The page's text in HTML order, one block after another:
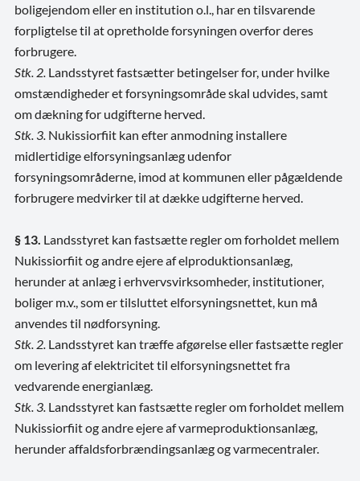
boligejendom eller en institution o.l., har en tilsvarende
forpligtelse til at opretholde forsyningen overfor deres
forbrugere.
Stk. 2. Landsstyret fastsætter betingelser for, under hvilke
omstændigheder et forsyningsområde skal udvides, samt
om dækning for udgifterne herved.
Stk. 3. Nukissiorfiit kan efter anmodning installere
midlertidige elforsyningsanlæg udenfor
forsyningsområderne, imod at kommunen eller pågældende
forbrugere medvirker til at dække udgifterne herved.
§ 13. Landsstyret kan fastsætte regler om forholdet mellem
Nukissiorfiit og andre ejere af elproduktionsanlæg,
herunder at anlæg i erhvervsvirksomheder, institutioner,
boliger m.v., som er tilsluttet elforsyningsnettet, kun må
anvendes til nødforsyning.
Stk. 2. Landsstyret kan træffe afgørelse eller fastsætte regler
om levering af elektricitet til elforsyningsnettet fra
vedvarende energianlæg.
Stk. 3. Landsstyret kan fastsætte regler om forholdet mellem
Nukissiorfiit og andre ejere af varmeproduktionsanlæg,
herunder affaldsforbrændingsanlæg og varmecentraler.